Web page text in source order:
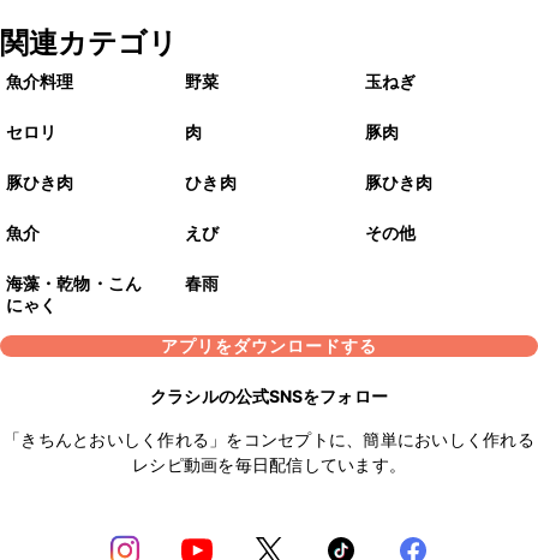
関連カテゴリ
魚介料理 野菜 玉ねぎ
セロリ 肉 豚肉
豚ひき肉 ひき肉 豚ひき肉
魚介 えび その他
海藻・乾物・こん
にゃく
春雨
アプリをダウンロードする
クラシルの公式SNSをフォロー
「きちんとおいしく作れる」をコンセプトに、簡単においしく作れる
レシピ動画を毎日配信しています。